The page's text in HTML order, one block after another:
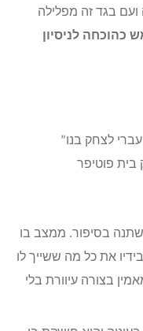
ועם בגד זה מפלילה
כהוכחה לניסיון
לצחק בנו”
פוטיפר
בסיפור. ממצב בו
את כל מה ששייך לו
בצורה עיוורת בלי